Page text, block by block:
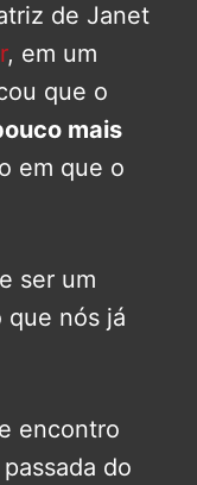
de Janet
, em um
que o
mais
em que o
ser um
que nós já
encontro
do